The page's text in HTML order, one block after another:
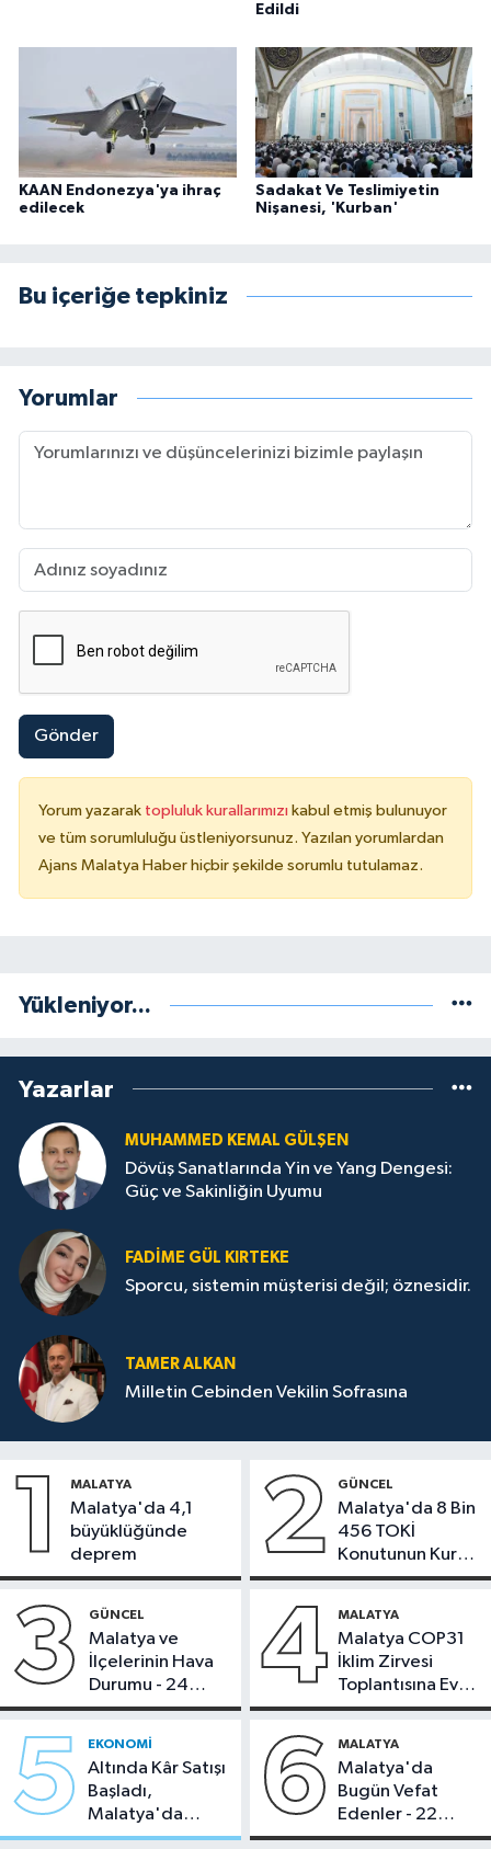
Edildi
KAAN Endonezya'ya ihraç
edilecek
Sadakat Ve Teslimiyetin
Nişanesi, 'Kurban'
Bu içeriğe tepkiniz
Yorumlar
Gönder
Yorum yazarak topluluk kurallarımızı kabul etmiş bulunuyor
ve tüm sorumluluğu üstleniyorsunuz. Yazılan yorumlardan
Ajans Malatya Haber hiçbir şekilde sorumlu tutulamaz.
Yükleniyor...
Yazarlar
MUHAMMED KEMAL GÜLŞEN
Dövüş Sanatlarında Yin ve Yang Dengesi:
Güç ve Sakinliğin Uyumu
FADIME GÜL KIRTEKE
Sporcu, sistemin müşterisi değil; öznesidir.
TAMER ALKAN
Milletin Cebinden Vekilin Sofrasına
1 MALATYA
Malatya'da 4,1
büyüklüğünde
deprem
2 GÜNCEL
Malatya'da 8 Bin
456 TOKİ
Konutunun Kurası
Bugün Çekiliyor
3 GÜNCEL
Malatya ve
İlçelerinin Hava
Durumu - 24
Temmuz 2026
4 MALATYA
Malatya COP31
İklim Zirvesi
Toplantısına Ev
Sahipliği Yaptı
5 EKONOMI
Altında Kâr Satışı
Başladı,
Malatya'da
Makas Ne
6 MALATYA
Malatya'da
Bugün Vefat
Edenler - 22
Temmuz 2026